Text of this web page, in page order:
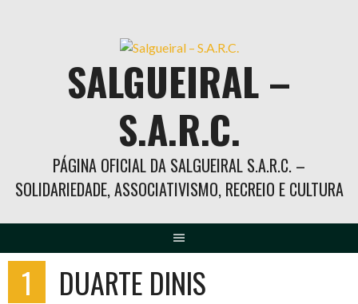
SALGUEIRAL –
S.A.R.C.
PÁGINA OFICIAL DA SALGUEIRAL S.A.R.C. –
SOLIDARIEDADE, ASSOCIATIVISMO, RECREIO E CULTURA
1 DUARTE DINIS